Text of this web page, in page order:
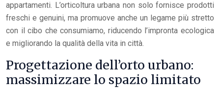
appartamenti. L’orticoltura urbana non solo fornisce prodotti
freschi e genuini, ma promuove anche un legame più stretto
con il cibo che consumiamo, riducendo l’impronta ecologica
e migliorando la qualità della vita in città.
Progettazione dell’orto urbano:
massimizzare lo spazio limitato